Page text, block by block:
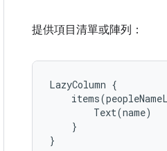
提供項目清單或陣列：
LazyColumn {
items(
Text(name)
}
}